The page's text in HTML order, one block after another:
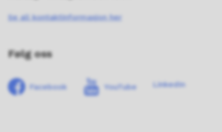
Se all kontaktinformasjon her
Følg oss
Facebook YouTube LinkedIn